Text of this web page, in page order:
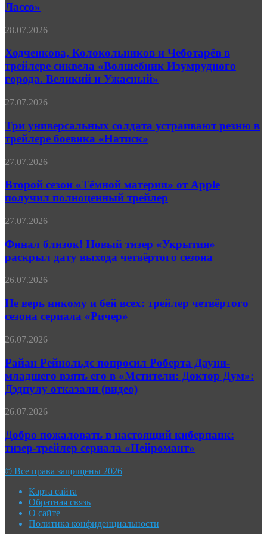
безумие
четвёртого
«Тед
Лассо»
Ходченкова,
и
Чеботарёв
в
трейлере
«Волшебник
города.
Великий
Ужасный»
28.07.2026
Ходченкова, Колокольников и Чеботарёв в
трейлере сиквела «Волшебник Изумрудного
города. Великий и Ужасный»
Три
солдата
устраивают
резню
трейлере
«Натиск»
27.07.2026
Три универсальных солдата устраивают резню в
трейлере боевика «Натиск»
Второй
«Тёмной
материи»
от
получил
трейлер
27.07.2026
Второй сезон «Тёмной материи» от Apple
получил полноценный трейлер
Финал
Новый
тизер
«Укрытия»
дату
четвёртого
сезона
27.07.2026
Финал близок! Новый тизер «Укрытия»
раскрыл дату выхода четвёртого сезона
Не
никому
и
бей
трейлер
сезона
сериала
«Ричер»
26.07.2026
Не верь никому и бей всех: трейлер четвёртого
сезона сериала «Ричер»
Райан
попросил
Роберта
Дауни-
младшего
его
«Мстители:
Доктор
Дум»:
Дэдпулу
отказали
(видео)
26.07.2026
Райан Рейнольдс попросил Роберта Дауни-
младшего взять его в «Мстители: Доктор Дум»:
Дэдпулу отказали (видео)
Добро
в
настоящий
киберпанк:
трейлер
сериала
«Нейромант»
26.07.2026
Добро пожаловать в настоящий киберпанк:
тизер-трейлер сериала «Нейромант»
© Все права защищены 2026
Карта сайта
Обратная связь
О сайте
Политика конфиденциальности